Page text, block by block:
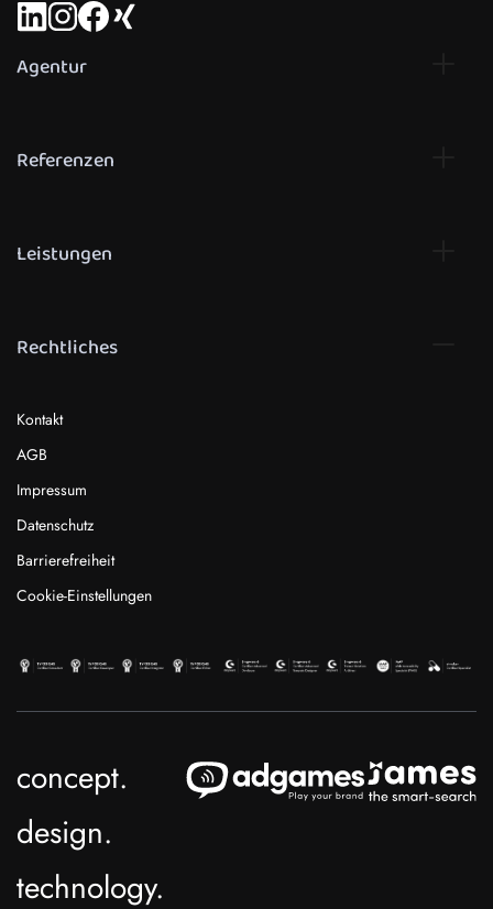
Agentur
Referenzen
Leistungen
Rechtliches
Kontakt
AGB
Impressum
Datenschutz
Barrierefreiheit
Cookie-Einstellungen
concept.
design.
technology.